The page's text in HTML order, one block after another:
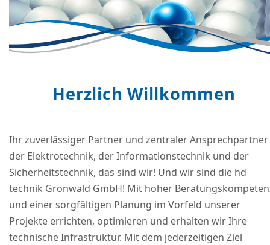
Herzlich Willkommen
Ihr zuverlässiger Partner und zentraler
der Elektrotechnik, der Informationstechnik und der
Sicherheitstechnik, das sind wir! Und wir sind die hd
technik Gronwald GmbH! Mit hoher
und einer sorgfältigen Planung im Vorfeld unserer
Projekte errichten, optimieren und erhalten wir Ihre
technische Infrastruktur. Mit dem jederzeitigen Ziel